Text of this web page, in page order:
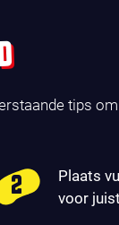
tips
Plaats
voor